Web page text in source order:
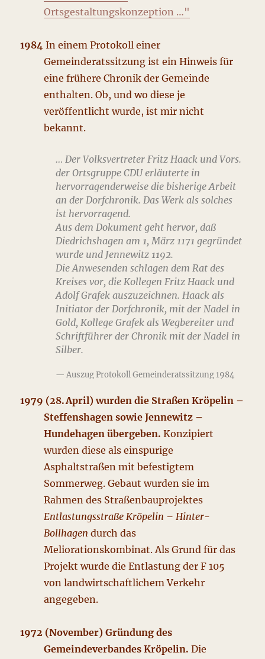
Ortsgestaltungskonzeption …"
1984 In einem Protokoll einer
Gemeinderatssitzung ist ein Hinweis für
eine frühere Chronik der Gemeinde
enthalten. Ob, und wo diese je
veröffentlicht wurde, ist mir nicht
bekannt.
… Der Volksvertreter Fritz Haack und Vors.
der Ortsgruppe CDU erläuterte in
hervorragenderweise die bisherige Arbeit
an der Dorfchronik. Das Werk als solches
ist hervorragend.
Aus dem Dokument geht hervor, daß
Diedrichshagen am 1, März 1171 gegründet
wurde und Jennewitz 1192.
Die Anwesenden schlagen dem Rat des
Kreises vor, die Kollegen Fritz Haack und
Adolf Grafek auszuzeichnen. Haack als
Initiator der Dorfchronik, mit der Nadel in
Gold, Kollege Grafek als Wegbereiter und
Schriftführer der Chronik mit der Nadel in
Silber.
Auszug Protokoll Gemeinderatssitzung 1984
1979 (28. April) wurden die Straßen Kröpelin –
Steffenshagen sowie Jennewitz –
Hundehagen übergeben. Konzipiert
wurden diese als einspurige
Asphaltstraßen mit befestigtem
Sommerweg. Gebaut wurden sie im
Rahmen des Straßenbauprojektes
Entlastungsstraße Kröpelin – Hinter-
Bollhagen durch das
Meliorationskombinat. Als Grund für das
Projekt wurde die Entlastung der F 105
von landwirtschaftlichem Verkehr
angegeben.
1972 (November) Gründung des
Gemeindeverbandes Kröpelin. Die